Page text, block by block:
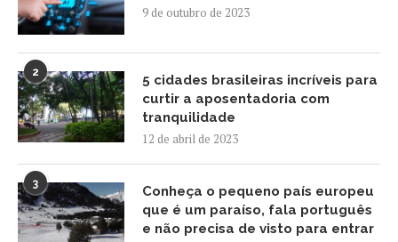
9 de outubro de 2023
2
5 cidades brasileiras incríveis para
curtir a aposentadoria com
tranquilidade
12 de abril de 2023
3
Conheça o pequeno país europeu
que é um paraíso, fala português
e não precisa de visto para entrar